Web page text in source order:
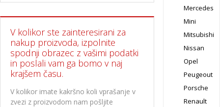
V kolikor ste zainteresirani za
nakup proizvoda, izpolnite
spodnji obrazec z vašimi podatki
in poslali vam ga bomo v naj
krajšem času.
V kolikor imate kakršno koli vprašanje v
zvezi z proizvodom nam pošljite
Mercedes
Mini
Mitsubishi
Nissan
Opel
Peugeout
Porsche
Renault